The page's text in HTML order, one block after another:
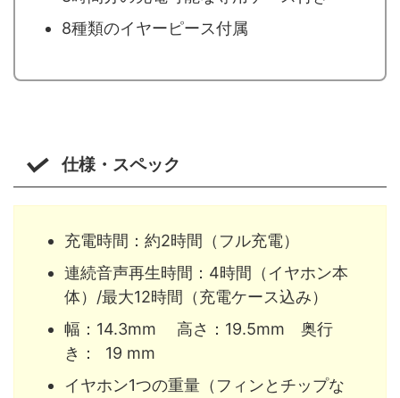
8種類のイヤーピース付属
仕様・スペック
充電時間：約2時間（フル充電）
連続音声再生時間：4時間（イヤホン本
体）/最大12時間（充電ケース込み）
幅：14.3mm 高さ：19.5mm 奥行
き： 19 mm
イヤホン1つの重量（フィンとチップな